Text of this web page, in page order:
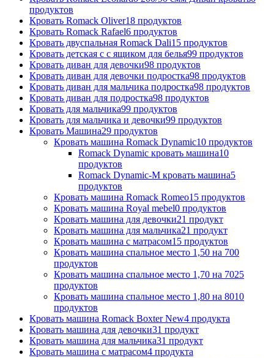
продуктов
Кровать Romack Oliver18 продуктов
Кровать Romack Rafael6 продуктов
Кровать двуспальная Romack Dali15 продуктов
Кровать детская с с ящиком для белья99 продуктов
Кровать диван для девочки98 продуктов
Кровать диван для девочки подростка98 продуктов
Кровать диван для мальчика подростка98 продуктов
Кровать диван для подростка98 продуктов
Кровать для мальчика99 продуктов
Кровать для мальчика и девочки99 продуктов
Кровать Машина29 продуктов
Кровать машина Romack Dynamic10 продуктов
Romack Dynamic кровать машина10
продуктов
Romack Dynamic-M кровать машина5
продуктов
Кровать машина Romack Romeo15 продуктов
Кровать машина Royal mebel0 продуктов
Кровать машина для девочки21 продукт
Кровать машина для мальчика21 продукт
Кровать машина с матрасом15 продуктов
Кровать машина спальное место 1,50 на 700
продуктов
Кровать машина спальное место 1,70 на 7025
продуктов
Кровать машина спальное место 1,80 на 8010
продуктов
Кровать машина Romack Boxter New4 продукта
Кровать машина для девочки31 продукт
Кровать машина для мальчика31 продукт
Кровать машина с матрасом4 продукта